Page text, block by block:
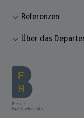
Referenzen
Über das